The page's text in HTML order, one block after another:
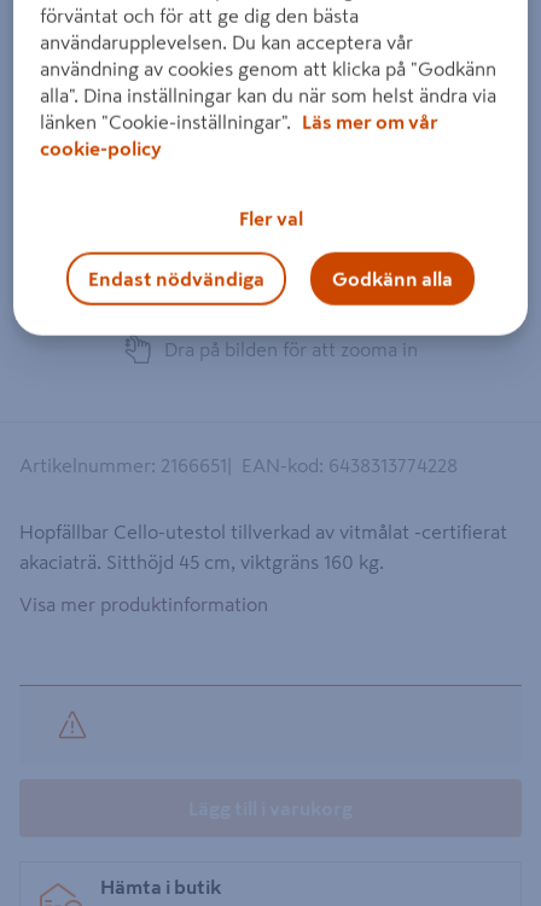
Dra på bilden för att zooma in
Artikelnummer: 2166651 EAN-kod : 6438313774228
Hopfällbar Cello-utestol tillverkad av vitmålat -certifierat
akaciaträ. Sitthöjd 45 cm, viktgräns 160 kg.
Visa mer produktinformation
Hämta i butik
förväntat och för att ge dig den bästa
användarupplevelsen. Du kan acceptera vår
användning av cookies genom att klicka på "Godkänn
alla". Dina inställningar kan du när som helst ändra via
länken "Cookie-inställningar".
Läs mer om vår
cookie-policy
Fler val
Endast nödvändiga Godkänn alla